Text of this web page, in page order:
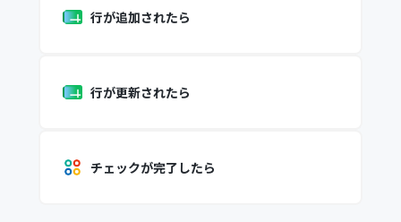
行が追加されたら
行が更新されたら
チェックが完了したら